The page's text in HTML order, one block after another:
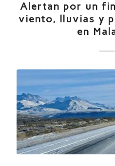
Alertan por un
viento, lluvias y
en